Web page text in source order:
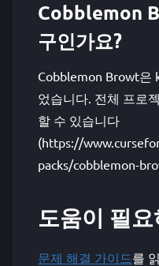
Cobblemon
구인가요?
Cobblemon Browt은
었습니다. 전체 프로
할 수 있습니다
(https://
packs/cobblemon-
도움이 필
문제 해결 가이드를